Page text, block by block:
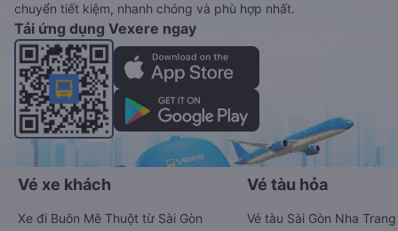
chuyển tiết kiệm, nhanh chóng và phù hợp nhất.
Tải ứng dụng Vexere ngay
Vé xe khách
Xe đi Buôn Mê Thuột từ Sài Gòn
Vé tàu hỏa
Vé tàu Sài Gòn Nha Trang